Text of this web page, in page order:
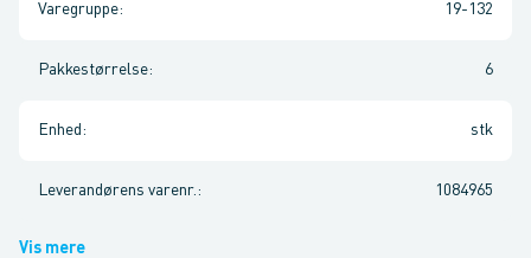
Varegruppe: 19-132
Pakkestørrelse: 6
Enhed : stk
Leverandørens varenr. : 1084965
Vis mere